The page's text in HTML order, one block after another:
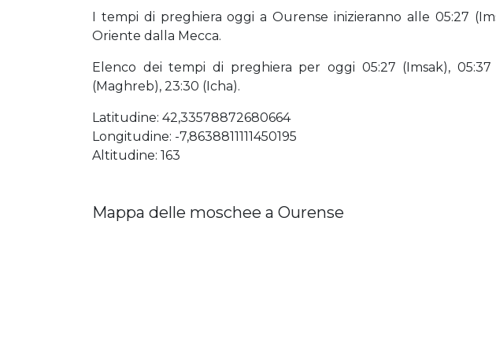
I tempi di preghiera oggi a Ourense inizieranno alle 05:27
Oriente dalla Mecca.
Elenco dei tempi di preghiera per oggi 05:27 (Imsak), 05:37
(Maghreb), 23:30 (Icha).
Latitudine: 42,33578872680664
Longitudine: -7,8638811111450195
Altitudine: 163
Mappa delle moschee a Ourense